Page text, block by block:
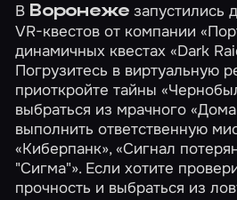
В Воронеже запустились
VR-квестов от компании
динамичных квестах«Dark
Погрузитесь в виртуальную
приоткройте тайны
выбраться из мрачного
выполнить ответственную
«Киберпанк»,«Сигнал
"Сигма"». Если хотите
прочность и выбраться из